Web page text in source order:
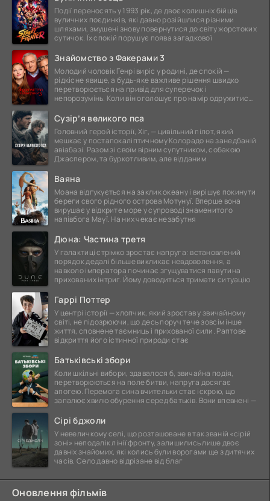
Події переносять у 1993 рік, де двоє колишніх бійців
вуличних поєдинків, які давно розійшлися різними
шляхами, змушені знову повернутися до світу жорстоких
сутичок. Їх спокій порушує поява загадкової
Знайомство з Факерами 3
Молодий чоловік Генрі виріс у родині, де спокій —
рідкісне явище, а будь-яке важливе рішення швидко
перетворюється на привід для суперечок і
непорозумінь. Коли він оголошує про намір одружитися,
Сузір’я великого пса
Головний герой історії, Хіг, — цивільний пілот, який
мешкає у постапокаліптичному Колорадо на занедбаній
авіабазі. Разом зі своїм вірним супутником, собакою
Джаспером, та буркотливим, але відданим
Ваяна
Моана відгукується на заклик океану і вирішує покинути
береги свого рідного острова Мотунуї. Вперше вона
вирушає у відкрите море у супроводі знаменитого
напівбога Мауї. На них чекає незабутня
Дюна: Частина третя
У галактиці стрімко зростає напруга: встановлений
порядок дедалі більше викликає невдоволення, а
навколо імператора починає згущуватися павутина
прихованих інтриг. Йому доводиться тримати ситуацію
Гаррі Поттер
У центрі історії — хлопчик, який зростав у звичайному
світі, не підозрюючи, що десь поруч тече зовсім інше
життя, сповнене таємниць і прихованої сили. Раптове
відкриття його істинної природи стає
Батьківські збори
Коли шкільні вибори, здавалося б, звичайна подія,
перетворюються на поле битви, напруга досягає
апогею. Перемога сина вчительки стає іскрою, що
запалює хвилю обурення серед батьків. Вони впевнені —
Сірі бджоли
У невеличкому селі, що розташоване в так званій «сірій
зоні» неподалік лінії фронту, залишились лише двоє
давніх знайомих, які колись були ворогами ще з дитячих
часів. Село давно відрізане від благ
Оновлення фільмів